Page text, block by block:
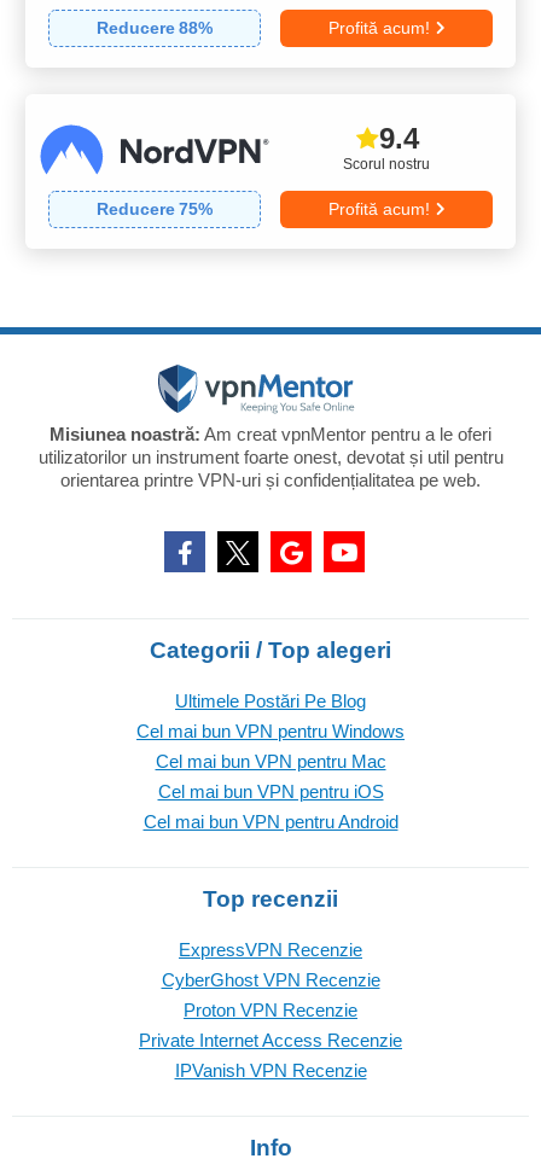
Reducere88% Profită acum!
Scorul nostru
9.4
Reducere75% Profită acum!
Misiunea noastră: Am creat vpnMentor pentru a le oferi
utilizatorilor un instrument foarte onest, devotat și util pentru
orientarea printre VPN-uri și confidențialitatea pe web.
Categorii / Top alegeri
Ultimele Postări Pe Blog
Cel mai bun VPN pentru Windows
Cel mai bun VPN pentru Mac
Cel mai bun VPN pentru iOS
Cel mai bun VPN pentru Android
Top recenzii
ExpressVPN Recenzie
CyberGhost VPN Recenzie
Proton VPN Recenzie
Private Internet Access Recenzie
IPVanish VPN Recenzie
Info